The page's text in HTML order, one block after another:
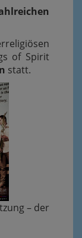
of Spirit
statt.
– der